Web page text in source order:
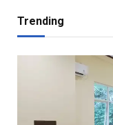
Trending